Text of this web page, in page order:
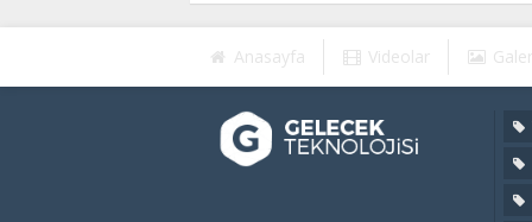
Anasayfa Videolar